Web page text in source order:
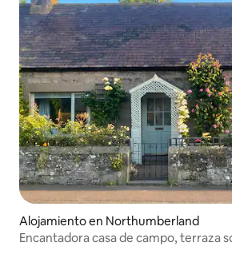
Alojamiento en Northumberland
Encantadora casa de campo, terraza